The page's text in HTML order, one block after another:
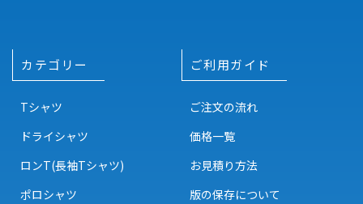
カテゴリー
Tシャツ
ドライシャツ
ロンT(長袖Tシャツ)
ポロシャツ
ご利用ガイド
ご注文の流れ
価格一覧
お見積り方法
版の保存について